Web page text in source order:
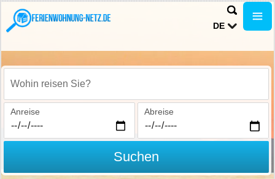
DE
Wohin reisen Sie?
Anreise Abreise
Suchen